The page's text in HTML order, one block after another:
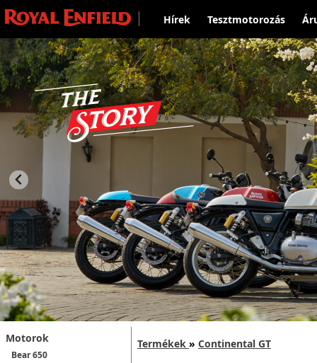
Hírek Tesztmotorozás
Motorok
Bear 650
Termékek » Continental GT